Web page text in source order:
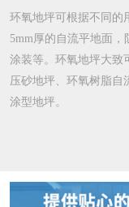
环氧地坪可根据不同的
5mm厚的自流平地面
涂装等。环氧地坪大致
压砂地坪、环氧树脂自
涂型地坪。